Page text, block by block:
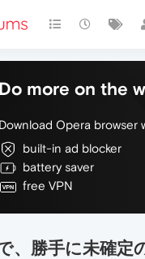
Do more on the
Download Opera browser
built-in ad blocker
battery saver
free VPN
、勝手に未確定